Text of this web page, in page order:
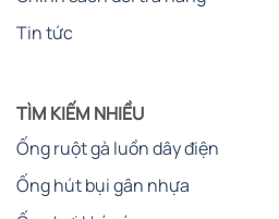
Tin tức
TÌM KIẾM NHIỀU
Ống ruột gà luồn dây điện
Ống hút bụi gân nhựa